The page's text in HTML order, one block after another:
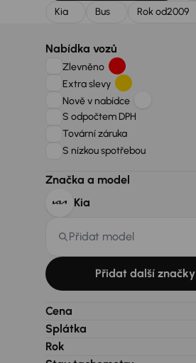
Kia Bus Rok od2009
Nabídka vozů
Zlevněno
Extra slevy
Nově v nabídce
S odpočtem DPH
Tovární záruka
S nízkou spotřebou
Značka a model
Kia
Přidat model
Přidat další značky
Cena
Splátka
Rok